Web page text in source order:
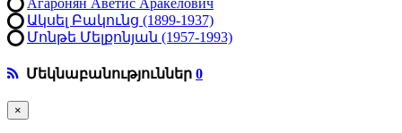
Агаронян Аветис Аракелович
Ակսել Բակունց (1899-1937)
Մոնթե Մելքոնյան (1957-1993)
Մեկնաբանություններ 0
×